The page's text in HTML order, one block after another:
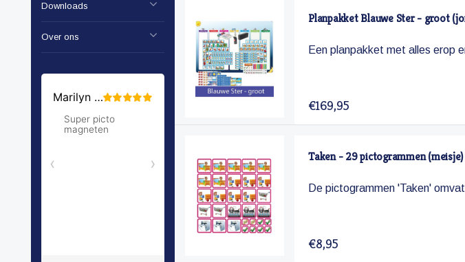
Downloads
Over ons
Planpakket Blauwe Ster - groot
Een planpakket met alles erop
€169,95
Taken - 29 pictogrammen (meisje)
De pictogrammen 'Taken'
€8,95